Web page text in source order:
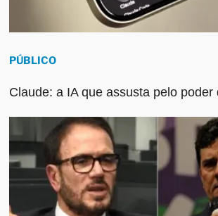
PÚBLICO
Claude: a IA que assusta pelo poder